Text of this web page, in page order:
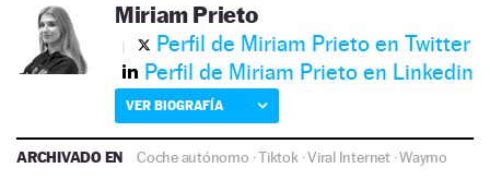
Miriam Prieto
Perfil de Miriam Prieto en Twitter
Perfil de Miriam Prieto en Linkedin
VER BIOGRAFÍA
ARCHIVADO EN Coche autónomo ·Tiktok ·Viral Internet·Waymo